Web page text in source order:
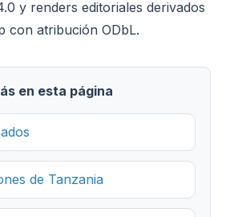
y renders editoriales derivados
con atribución ODbL.
en esta página
de Tanzania